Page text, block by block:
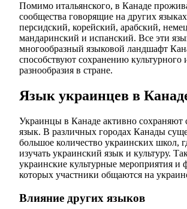
Помимо итальянского, в Канаде
сообщества говорящие на других
персидский, корейский, арабский,
мандаринский и испанский. Все эти
многообразный языковой ландшафт
способствуют сохранению культурного
разнообразия в стране.
Язык украинцев в
Украинцы в Канаде активно сохраняют
язык. В различных городах Канады
большое количество украинских школ,
изучать украинский язык и культуру.
украинские культурные мероприятия и
которых участники общаются на
Влияние других языков